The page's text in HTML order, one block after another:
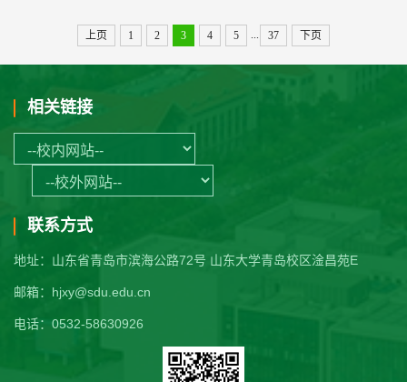
上页 1 2 3 4 5 37 下页
相关链接
联系方式
地址：山东省青岛市滨海公路72号 山东大学青岛校区淦昌苑E
邮箱：hjxy@sdu.edu.cn
电话：0532-58630926